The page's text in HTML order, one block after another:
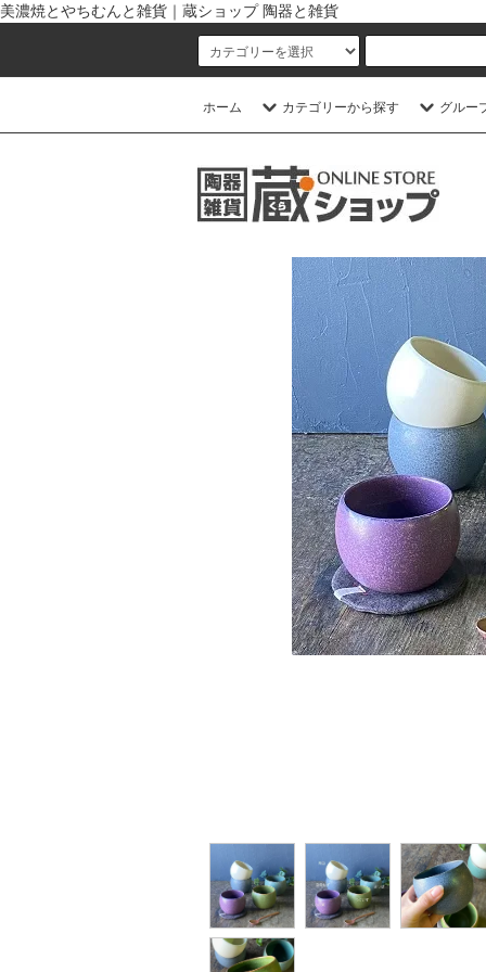
美濃焼とやちむんと雑貨｜蔵ショップ 陶器と雑貨
ホーム カテゴリーから探す グルー